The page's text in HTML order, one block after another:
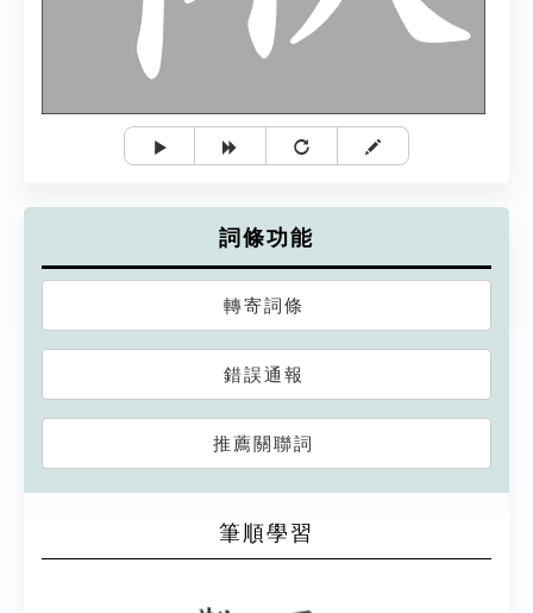
詞條功能
轉寄詞條
錯誤通報
推薦關聯詞
筆順學習